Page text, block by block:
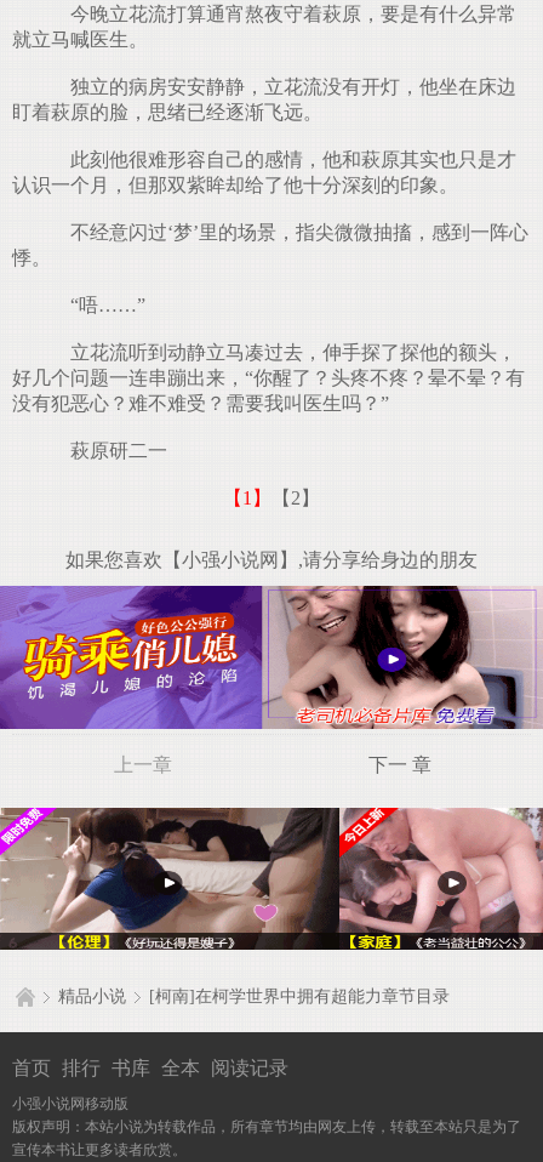
今晚立花流打算通宵熬夜守着萩原，要是有什么异常
就立马喊医生。
独立的病房安安静静，立花流没有开灯，他坐在床边
盯着萩原的脸，思绪已经逐渐飞远。
此刻他很难形容自己的感情，他和萩原其实也只是才
认识一个月，但那双紫眸却给了他十分深刻的印象。
不经意闪过‘梦’里的场景，指尖微微抽搐，感到一阵心
悸。
“唔……”
立花流听到动静立马凑过去，伸手探了探他的额头，
好几个问题一连串蹦出来，“你醒了？头疼不疼？晕不晕？有
没有犯恶心？难不难受？需要我叫医生吗？”
萩原研二一
【1】 【2】
如果您喜欢【小强小说网】,请分享给身边的朋友
上一章 下一 章
精品小说 [柯南]在柯学世界中拥有超能力章节目录
首页 排行 书库 全本 阅读记录
小强小说网移动版
版权声明：本站小说为转载作品，所有章节均由网友上传，转载至本站只是为了
宣传本书让更多读者欣赏。